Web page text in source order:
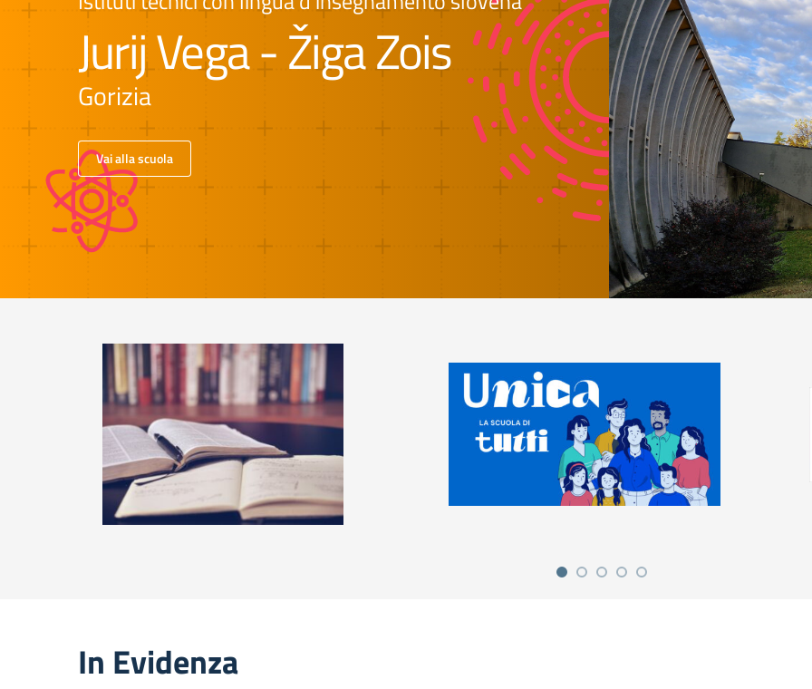
Jurij Vega - Žiga Zois
Gorizia
Vai alla scuola
In Evidenza